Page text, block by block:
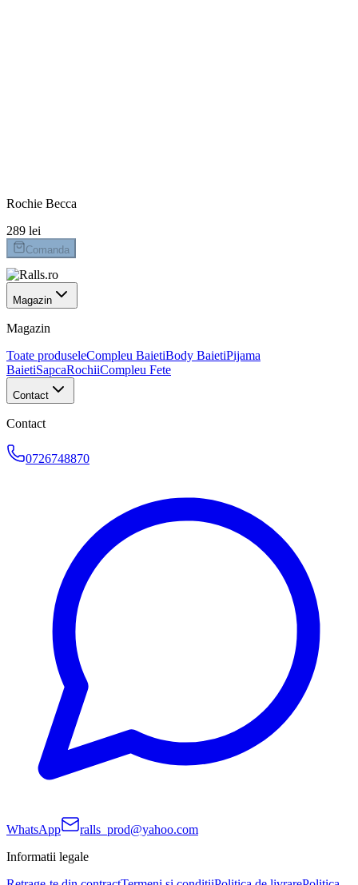
Rochie Becca
289 lei
Comanda
Magazin
Magazin
Toate produseleCompleu BaietiBody BaietiPijama
BaietiSapcaRochiiCompleu Fete
Contact
Contact
0726748870
WhatsApp
ralls_prod@yahoo.com
Informatii legale